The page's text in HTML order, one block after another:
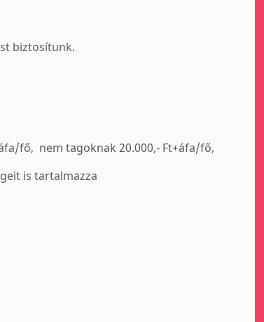
biztosítunk.
fő, nem tagoknak 20.000,- Ft+áfa/fő,
is tartalmazza